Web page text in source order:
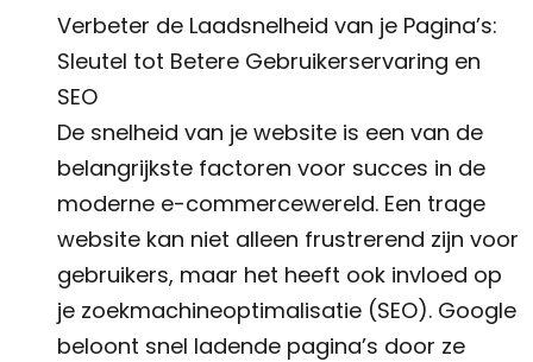
Verbeter de Laadsnelheid van je Pagina’s:
Sleutel tot Betere Gebruikerservaring en
SEO
De snelheid van je website is een van de
belangrijkste factoren voor succes in de
moderne e-commercewereld. Een trage
website kan niet alleen frustrerend zijn voor
gebruikers, maar het heeft ook invloed op
je zoekmachineoptimalisatie (SEO). Google
beloont snel ladende pagina’s door ze